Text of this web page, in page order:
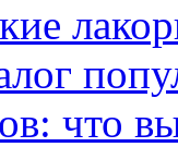
что